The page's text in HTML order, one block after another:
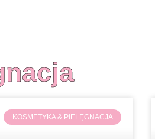
KOSMETYKA & PIELĘGNACJA